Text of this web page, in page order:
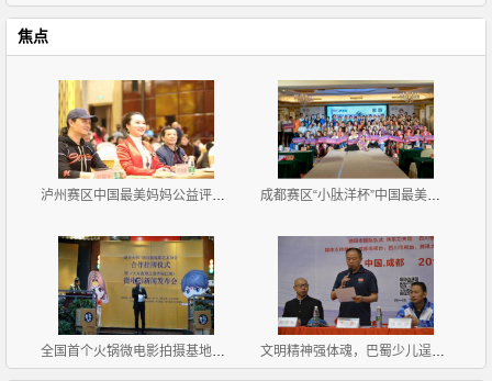
焦点
泸州赛区中国最美妈妈公益评选大赛新闻发布会暨首场海 成都赛区“小肽洋杯”中国最美妈妈公益评选大赛首场海
全国首个火锅微电影拍摄基地挂牌《天方夜谭之耍爷闯江 文明精神强体魂，巴蜀少儿逞英豪